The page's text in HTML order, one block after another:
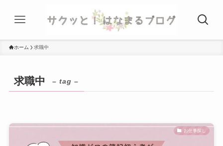
ホーム 求職中
求職中 – tag –
お仕事探し